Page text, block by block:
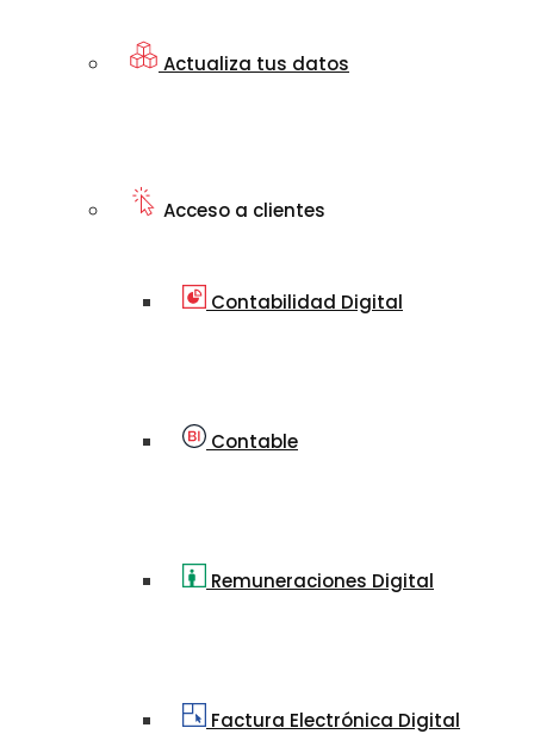
Actualiza tus datos
Acceso a clientes
Contabilidad Digital
Contable
Remuneraciones Digital
Factura Electrónica Digital